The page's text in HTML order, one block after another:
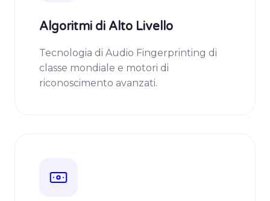
Algoritmi di Alto Livello
Tecnologia di Audio Fingerprinting di
classe mondiale e motori di
riconoscimento avanzati.